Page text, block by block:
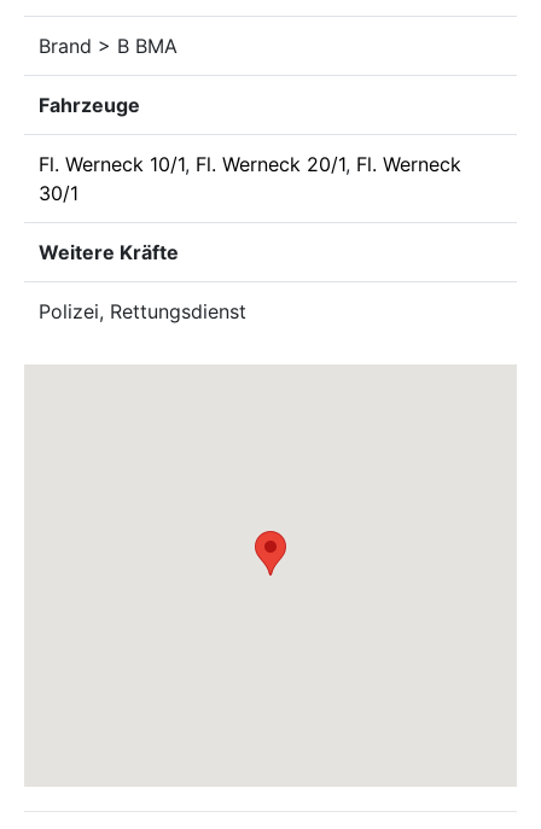
Brand > B BMA
Fahrzeuge
Fl. Werneck 10/1, Fl. Werneck 20/1, Fl. Werneck
30/1
Weitere Kräfte
Polizei, Rettungsdienst